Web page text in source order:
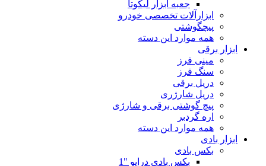
جعبه ابزار لیکوتا
ابزارآلات تخصصی خودرو
پیچگوشتی
همه موارد این دسته
ابزار برقی
مینی فرز
سنگ فرز
دریل برقی
دریل شارژری
پیچ گوشتی برقی و شارژی
اره گردبر
همه موارد این دسته
ابزار بادی
بکس بادی
بکس بادی درایو "1